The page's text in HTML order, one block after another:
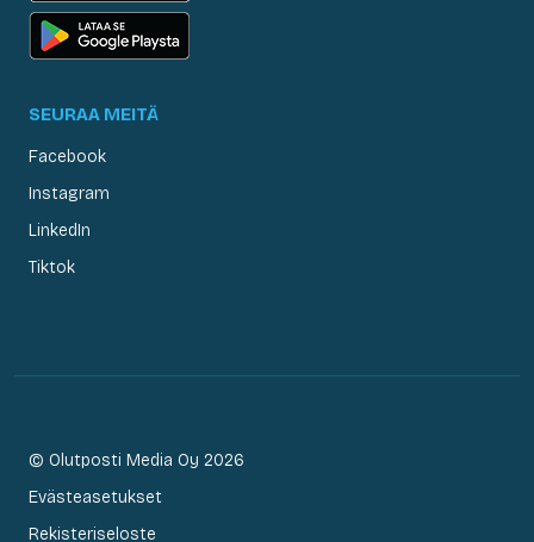
SEURAA MEITÄ
Facebook
Instagram
LinkedIn
Tiktok
© Olutposti Media Oy 2026
Evästeasetukset
Rekisteriseloste